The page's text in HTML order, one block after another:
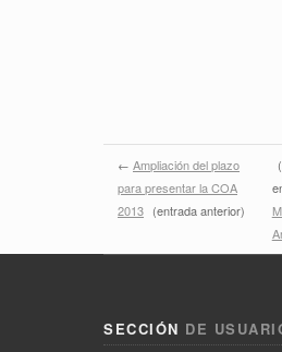
← Ampliación del plazo
para presentar la COA
2013 (entrada anterior)
SECCIÓN DE